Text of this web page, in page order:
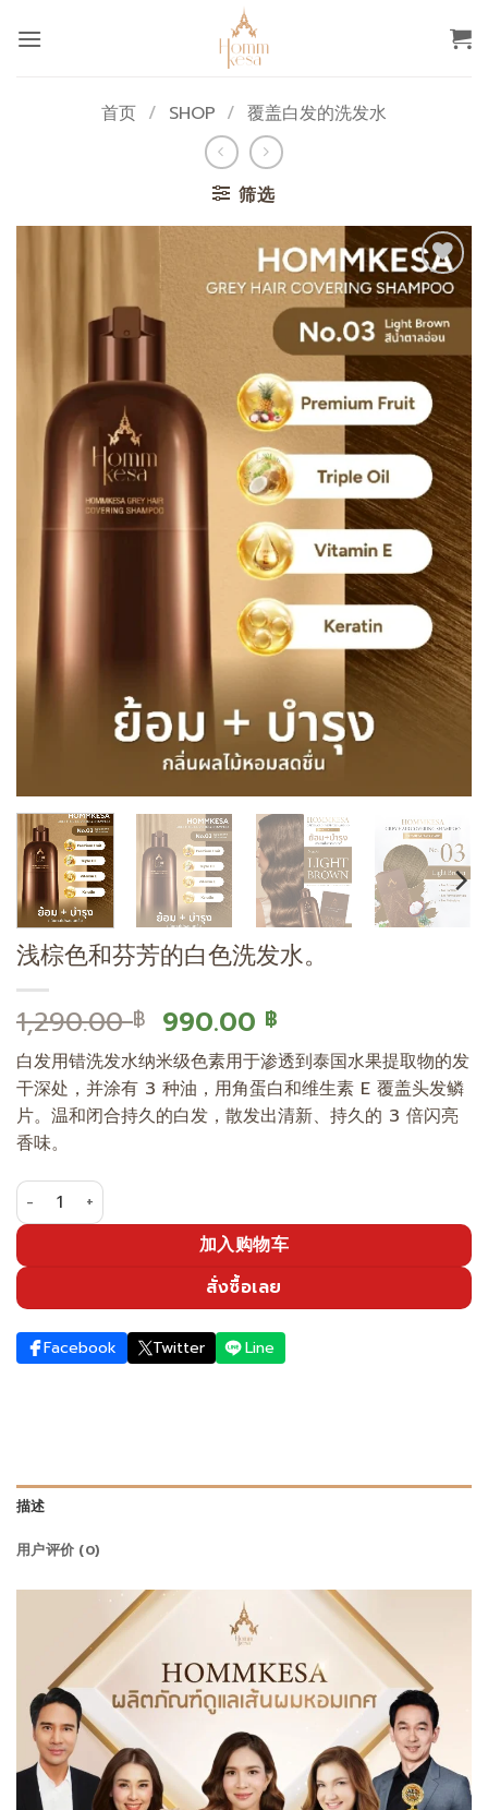
首页 / SHOP / 覆盖白发的洗发水
筛选
添加
至心
愿单
浅棕色和芬芳的白色洗发水。
1,290.00฿ 原
价
为：
1,290.00 ฿。
990.00 ฿
前
价
格
为：
白发用错洗发水纳米级色素用于渗透到泰国水果提取物的发
干深处，并涂有 3 种油，用角蛋白和维生素 E 覆盖头发鳞
片。温和闭合持久的白发，散发出清新、持久的 3 倍闪亮
香味。
浅棕色和芬芳的白色洗发水。 数量
加入购物车
สั่งซื้อเลย
Facebook Twitter Line
描述
用户评价 (0)